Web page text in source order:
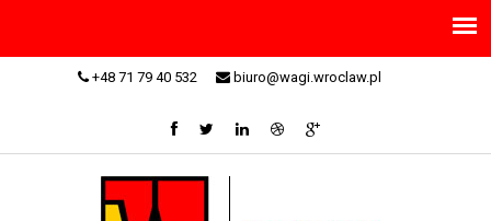
+48 71 79 40 532 biuro@wagi.wroclaw.pl